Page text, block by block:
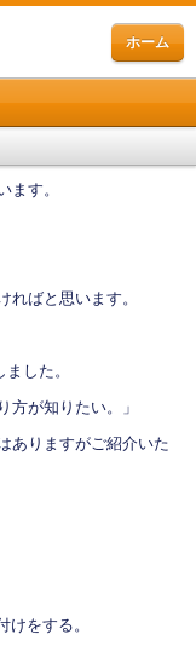
ホーム
ます。
ばと思います。
した。
方が知りたい。」
ありますがご紹介いた
をする。